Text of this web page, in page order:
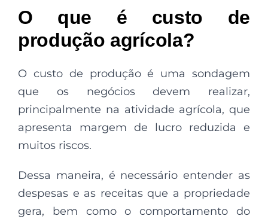
O que é custo de
produção agrícola?
O custo de produção é uma sondagem
que os negócios devem realizar,
principalmente na atividade agrícola, que
apresenta margem de lucro reduzida e
muitos riscos.
Dessa maneira, é necessário entender as
despesas e as receitas que a propriedade
gera, bem como o comportamento do